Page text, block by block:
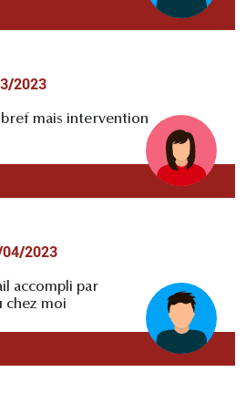
2023
mais intervention
2023
accompli par
chez moi